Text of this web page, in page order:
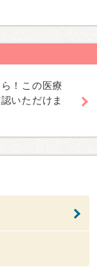
！この医療
いただけま